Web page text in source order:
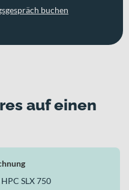
buchen
auf einen
SLX 750